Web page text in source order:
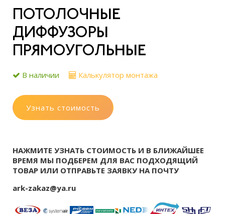
ПОТОЛОЧНЫЕ
ДИФФУЗОРЫ
ПРЯМОУГОЛЬНЫЕ
В наличии Калькулятор монтажа
Узнать стоимость
НАЖМИТЕ УЗНАТЬ СТОИМОСТЬ И В БЛИЖАЙШЕЕ
ВРЕМЯ МЫ ПОДБЕРЕМ ДЛЯ ВАС ПОДХОДЯЩИЙ
ТОВАР ИЛИ ОТПРАВЬТЕ ЗАЯВКУ НА ПОЧТУ
ark-zakaz@ya.ru